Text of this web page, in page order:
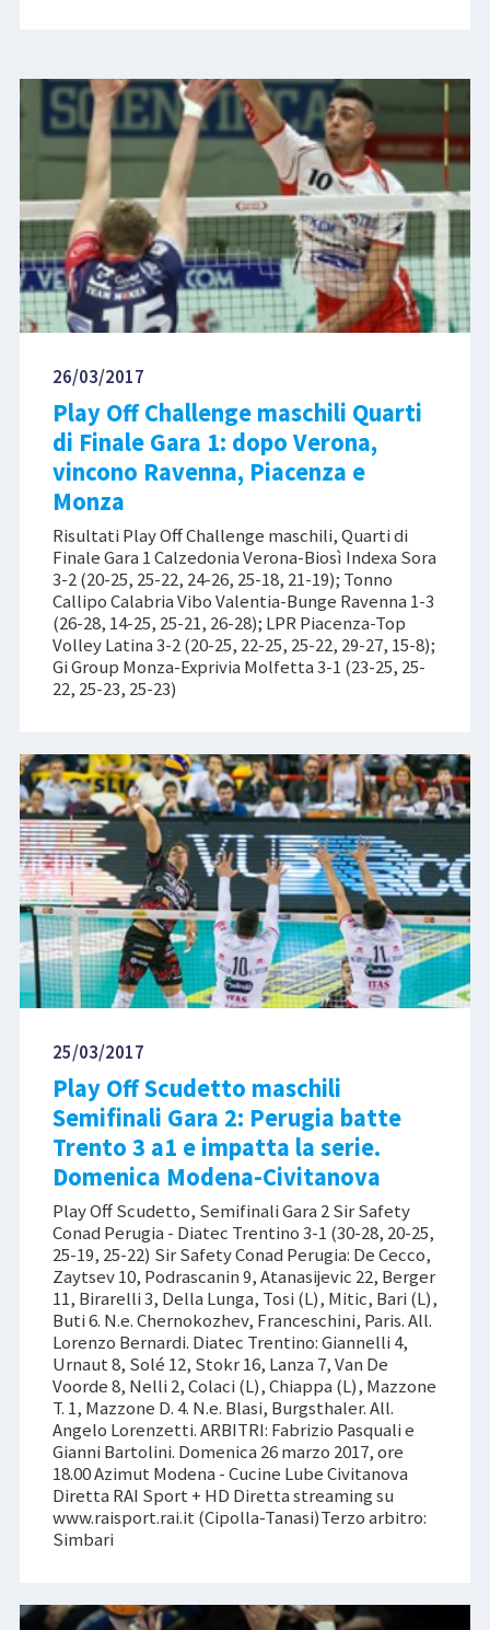
26/03/2017
Play Off Challenge maschili Quarti
di Finale Gara 1: dopo Verona,
vincono Ravenna, Piacenza e
Monza
Risultati Play Off Challenge maschili, Quarti di
Finale Gara 1 Calzedonia Verona-Biosì Indexa Sora
3-2 (20-25, 25-22, 24-26, 25-18, 21-19); Tonno
Callipo Calabria Vibo Valentia-Bunge Ravenna 1-3
(26-28, 14-25, 25-21, 26-28); LPR Piacenza-Top
Volley Latina 3-2 (20-25, 22-25, 25-22, 29-27, 15-8);
Gi Group Monza-Exprivia Molfetta 3-1 (23-25, 25-
22, 25-23, 25-23)
25/03/2017
Play Off Scudetto maschili
Semifinali Gara 2: Perugia batte
Trento 3 a1 e impatta la serie.
Domenica Modena-Civitanova
Play Off Scudetto, Semifinali Gara 2 Sir Safety
Conad Perugia - Diatec Trentino 3-1 (30-28, 20-25,
25-19, 25-22) Sir Safety Conad Perugia: De Cecco,
Zaytsev 10, Podrascanin 9, Atanasijevic 22, Berger
11, Birarelli 3, Della Lunga, Tosi (L), Mitic, Bari (L),
Buti 6. N.e. Chernokozhev, Franceschini, Paris. All.
Lorenzo Bernardi. Diatec Trentino: Giannelli 4,
Urnaut 8, Solé 12, Stokr 16, Lanza 7, Van De
Voorde 8, Nelli 2, Colaci (L), Chiappa (L), Mazzone
T. 1, Mazzone D. 4. N.e. Blasi, Burgsthaler. All.
Angelo Lorenzetti. ARBITRI: Fabrizio Pasquali e
Gianni Bartolini. Domenica 26 marzo 2017, ore
18.00 Azimut Modena - Cucine Lube Civitanova
Diretta RAI Sport + HD Diretta streaming su
www.raisport.rai.it (Cipolla-Tanasi)Terzo arbitro:
Simbari